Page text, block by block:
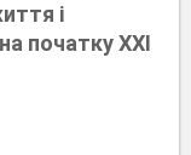
і
початку ХХІ